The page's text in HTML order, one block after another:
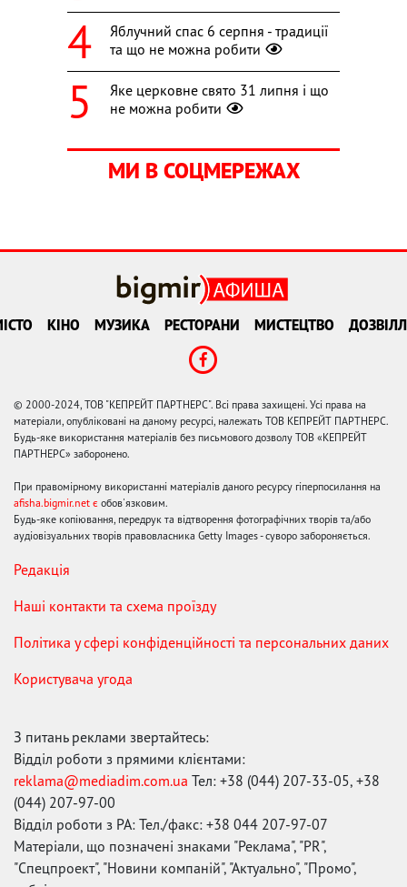
Яблучний спас 6 серпня - традиції
та що не можна робити
Яке церковне свято 31 липня і що
не можна робити
МИ В СОЦМЕРЕЖАХ
КІНО МУЗИКА РЕСТОРАНИ МИСТЕЦТВО
© 2000-2024, ТОВ "КЕПРЕЙТ ПАРТНЕРС". Всі права захищені. Усі права на
матеріали, опубліковані на даному ресурсі, належать ТОВ КЕПРЕЙТ ПАРТНЕРС.
Будь-яке використання матеріалів без письмового дозволу ТОВ «КЕПРЕЙТ
ПАРТНЕРС» заборонено.
При правомірному використанні матеріалів даного ресурсу гіперпосилання на
afisha.bigmir.net є обов'язковим.
Будь-яке копіювання, передрук та відтворення фотографічних творів та/або
аудіовізуальних творів правовласника Getty Images - суворо забороняється.
Редакція
Наші контакти та схема проїзду
Політика у сфері конфіденційності та персональних даних
Користувача угода
З питань реклами звертайтесь:
Відділ роботи з прямими клієнтами:
reklama@mediadim.com.ua Тел: +38 (044) 207-33-05, +38
(044) 207-97-00
Відділ роботи з РА: Тел./факс: +38 044 207-97-07
Матеріали, що позначені знаками "Реклама", "PR",
"Спецпроект", "Новини компаній", "Актуально", "Промо",